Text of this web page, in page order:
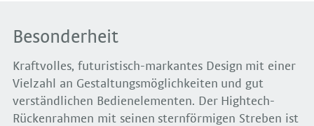
Besonderheit
Kraftvolles, futuristisch-markantes Design mit einer
Vielzahl an Gestaltungsmöglichkeiten und gut
verständlichen Bedienelementen. Der Hightech-
Rückenrahmen mit seinen sternförmigen Streben ist